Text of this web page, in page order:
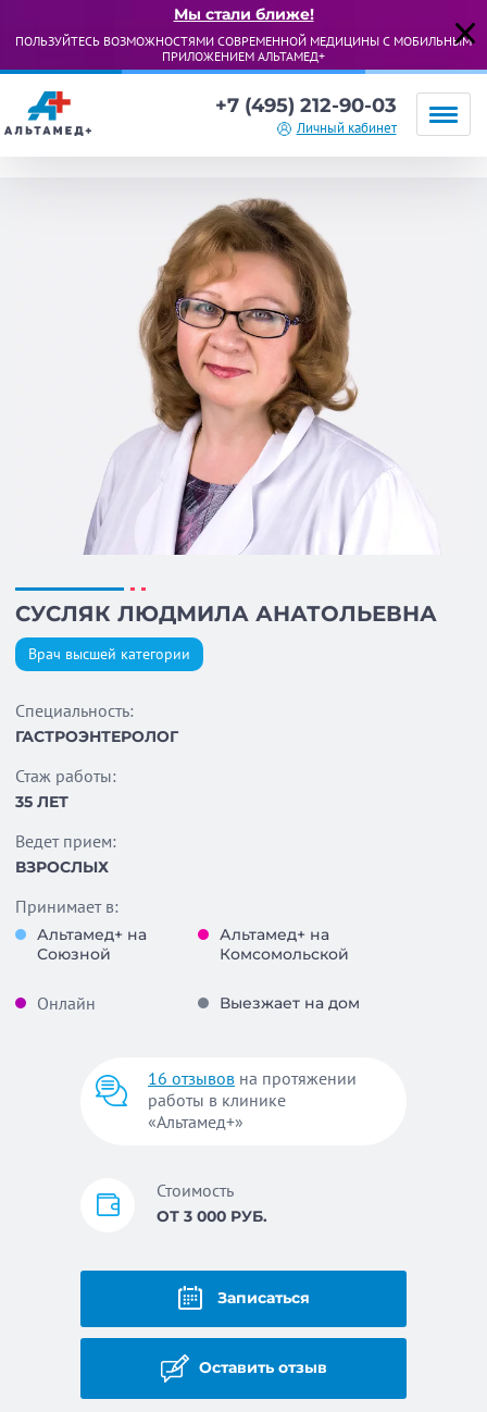
Мы стали ближе!
ПОЛЬЗУЙТЕСЬ ВОЗМОЖНОСТЯМИ СОВРЕМЕННОЙ МЕДИЦИНЫ С МОБИЛЬНЫМ
ПРИЛОЖЕНИЕМ АЛЬТАМЕД+
+7 (495) 212-90-03
Личный кабинет
СУСЛЯК ЛЮДМИЛА АНАТОЛЬЕВНА
Врач высшей категории
Специальность:
ГАСТРОЭНТЕРОЛОГ
Стаж работы:
35 ЛЕТ
Ведет прием:
ВЗРОСЛЫХ
Принимает в:
Альтамед+ на
Союзной
Альтамед+ на
Комсомольской
Онлайн Выезжает на дом
16 отзывов на протяжении
работы в клинике
«Альтамед+»
Стоимость
ОТ 3 000 РУБ.
Записаться
Оставить отзыв